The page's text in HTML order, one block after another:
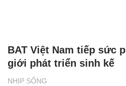
NHỊP SỐNG
BAT Việt Nam tiếp sức
giới phát triển sinh kế